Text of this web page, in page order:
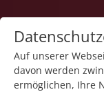
Auf unserer
davon werden
ermöglichen, Ihre